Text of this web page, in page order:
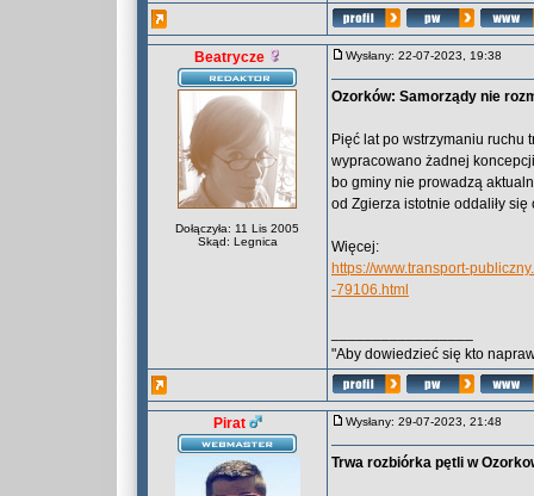
Beatrycze
Dołączyła: 11 Lis 2005
Skąd: Legnica
Wysłany: 22-07-2023, 19:38
Ozorków: Samorządy nie
Pięć lat po wstrzymaniu
wypracowano żadnej
bo gminy nie prowadzą
od Zgierza istotnie oddaliły
Więcej:
https://www.transport-
-79106.html
"Aby dowiedzieć się kto
Pirat Wysłany: 29-07-2023, 21:48
Trwa rozbiórka pętli w